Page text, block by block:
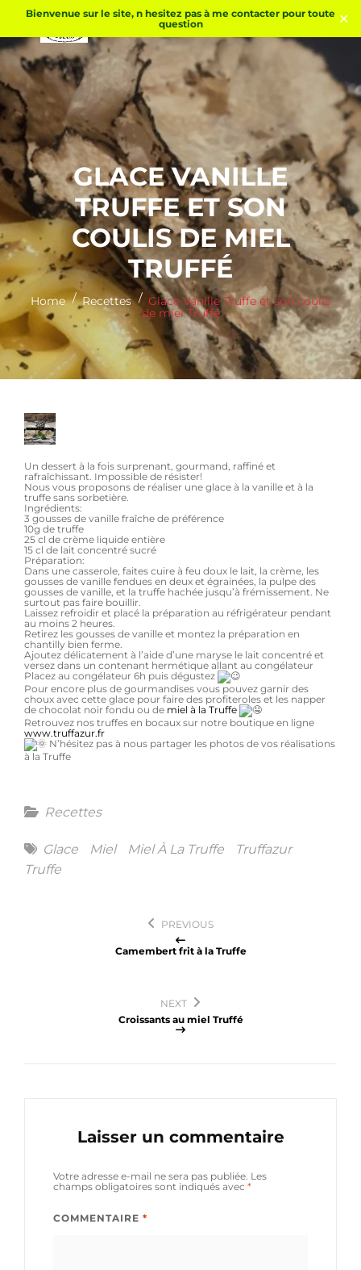
Bienvenue sur le site, n hesitez pas à me contacter pour toute
question
✕
GLACE VANILLE
TRUFFE ET SON
COULIS DE MIEL
TRUFFÉ
Home Recettes
Glace Vanille Truffe et son coulis
de miel Truffé
Un dessert à la fois surprenant, gourmand, raffiné et
rafraîchissant. Impossible de résister!
Nous vous proposons de réaliser une glace à la vanille et à la
truffe sans sorbetière.
Ingrédients:
3 gousses de vanille fraîche de préférence
10g de truffe
25 cl de crème liquide entière
15 cl de lait concentré sucré
Préparation:
Dans une casserole, faites cuire à feu doux le lait, la crème, les
gousses de vanille fendues en deux et égrainées, la pulpe des
gousses de vanille, et la truffe hachée jusqu’à frémissement. Ne
surtout pas faire bouillir.
Laissez refroidir et placé la préparation au réfrigérateur pendant
au moins 2 heures.
Retirez les gousses de vanille et montez la préparation en
chantilly bien ferme.
Ajoutez délicatement à l’aide d’une maryse le lait concentré et
versez dans un contenant hermétique allant au congélateur
Placez au congélateur 6h puis dégustez
Pour encore plus de gourmandises vous pouvez garnir des
choux avec cette glace pour faire des profiteroles et les napper
de chocolat noir fondu ou de miel à la Truffe
Retrouvez nos truffes en bocaux sur notre boutique en ligne
www.truffazur.fr
N’hésitez pas à nous partager les photos de vos réalisations
à la Truffe
Categories
Recettes
Tags
Glace Miel Miel À La Truffe
Truffazur
Truffe
PREVIOUS
Camembert frit à la Truffe
NEXT
Croissants au miel Truffé
Laisser un commentaire
Votre adresse e-mail ne sera pas publiée. Les
champs obligatoires sont indiqués avec *
COMMENTAIRE *